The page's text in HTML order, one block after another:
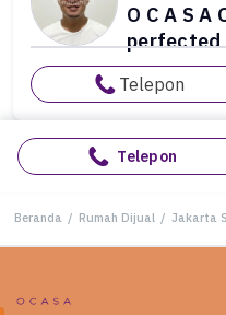
O C A S
perfected
Telepon
Telepon
Beranda / Rumah Dijual / Jakarta